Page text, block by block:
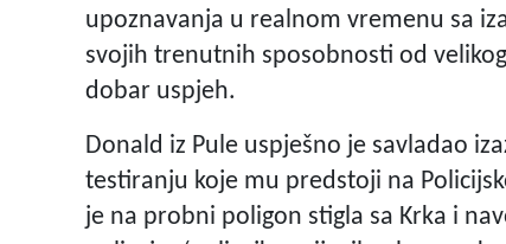
upoznavanja u realnom vremenu sa
svojih trenutnih sposobnosti od
dobar uspjeh.
Donald iz Pule uspješno je savladao
testiranju koje mu predstoji na
je na probni poligon stigla sa Krka i